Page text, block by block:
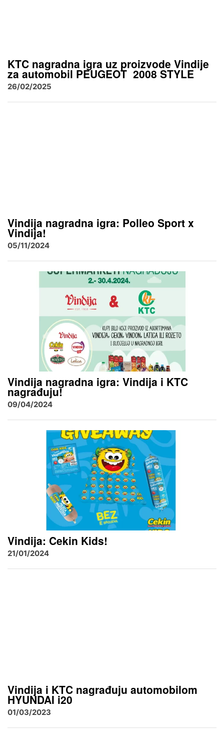
KTC nagradna igra uz proizvode Vindije
za automobil PEUGEOT 2008 STYLE
26/02/2025
Vindija nagradna igra: Polleo Sport x
Vindija!
05/11/2024
Vindija nagradna igra: Vindija i KTC
nagrađuju!
09/04/2024
Vindija: Cekin Kids!
21/01/2024
Vindija i KTC nagrađuju automobilom
HYUNDAI i20
01/03/2023